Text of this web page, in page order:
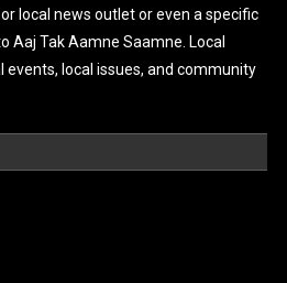
local news outlet or even a specific
Aaj Tak Aamne Saamne. Local
events, local issues, and community